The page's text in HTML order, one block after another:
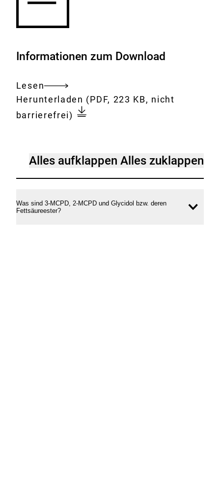
Informationen zum Download
Lesen
Gesamtes
Dokument
Download:
Herunterladen
MCPD-
_und_Glycidyl-
Fettsäureestern.pdf
(PDF, 223 KB, nicht
barrierefrei)
Fragen
zur
Kontamination
Alles aufklappenAlles zuklappen
Was sind 3-MCPD, 2-MCPD und Glycidol bzw. deren
Fettsäureester?